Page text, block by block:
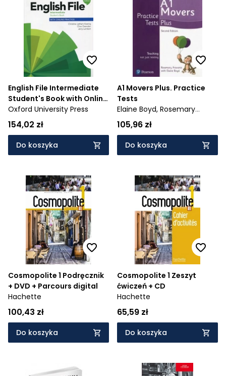
English File Intermediate
Student's Book with Online
Practice
Oxford University Press
154,02 zł
Do koszyka
A1 Movers Plus. Practice
Tests
Elaine Boyd, Rosemary
Aravanis
105,96 zł
Do koszyka
Cosmopolite 1 Podręcznik
+ DVD + Parcours digital
Hachette
100,43 zł
Do koszyka
Cosmopolite 1 Zeszyt
ćwiczeń + CD
Hachette
65,59 zł
Do koszyka